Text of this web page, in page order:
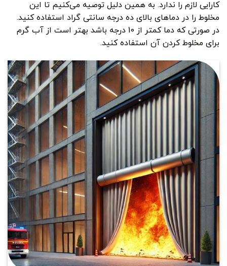
کارایی لازم را ندارد. به همین دلیل توصیه می‌کنیم تا این
مخلوط را در دماهای بالای ده درجه سانتی گراد استفاده کنید.
در صورتی که دما کمتر از 10 درجه باشد بهتر است از آب گرم
برای مخلوط کردن آن استفاده کنید.